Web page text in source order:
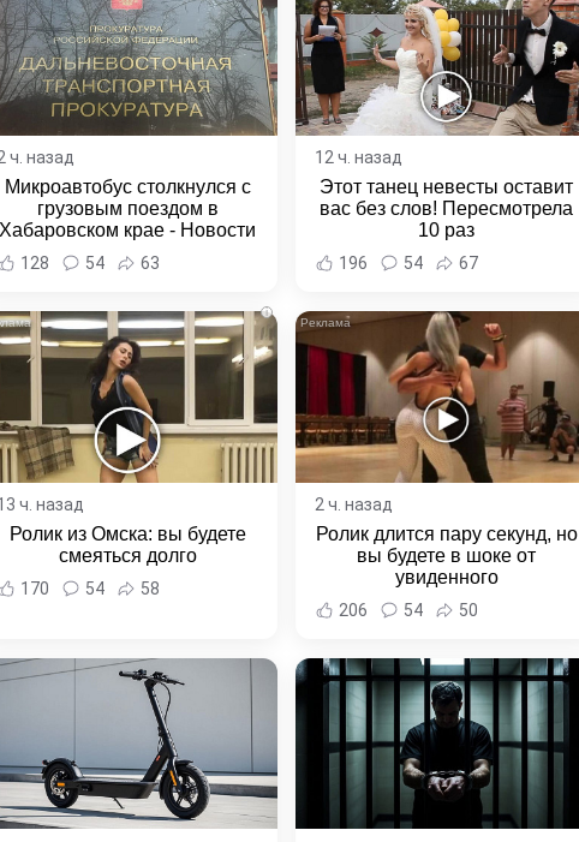
ч. назад
Микроавтобус столкнулся с
грузовым поездом в
Хабаровском крае - Новости
Хабаровска и Хабаровского
края
128 54 63
12 ч. назад
Этот танец невесты оставит
вас без слов! Пересмотрела
10 раз
196 54 67
i
ч. назад
Ролик из Омска: вы будете
смеяться долго
170 54 58
2 ч. назад
Ролик длится пару секунд, но
вы будете в шоке от
увиденного
206 54 50